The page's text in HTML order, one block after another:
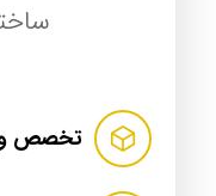
تخصص و